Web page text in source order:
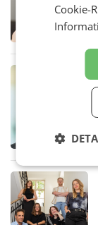
Cookie-